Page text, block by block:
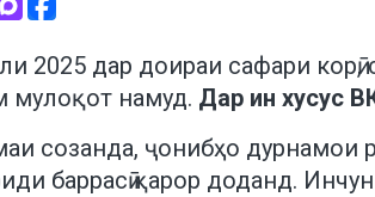
2025 дар доираи сафари
намуд. Дар ин хусус
созанда, ҷонибҳо дурнамои
баррасӣ қарор доданд.